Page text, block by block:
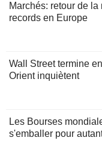
Marchés: retour de
records en Europe
Wall Street termine
Orient inquiètent
Les Bourses
s'emballer pour